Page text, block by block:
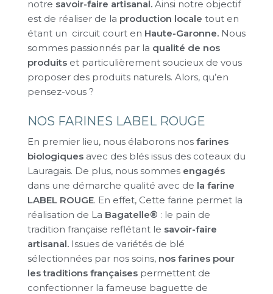
notre savoir-faire artisanal. Ainsi notre objectif
est de réaliser de la production locale tout en
étant un circuit court en Haute-Garonne. Nous
sommes passionnés par la qualité de nos
produits et particulièrement soucieux de vous
proposer des produits naturels. Alors, qu’en
pensez-vous ?
NOS FARINES LABEL ROUGE
En premier lieu, nous élaborons nos farines
biologiques avec des blés issus des coteaux du
Lauragais. De plus, nous sommes engagés
dans une démarche qualité avec de la farine
LABEL ROUGE. En effet, Cette farine permet la
réalisation de La Bagatelle® : le pain de
tradition française reflétant le savoir-faire
artisanal. Issues de variétés de blé
sélectionnées par nos soins, nos farines pour
les traditions françaises permettent de
confectionner la fameuse baguette de